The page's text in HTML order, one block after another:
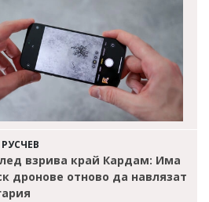
взрива край Кардам: Има
дронове отново да навлязат